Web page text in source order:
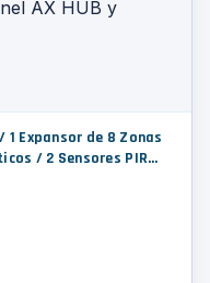
1 Expansor de 8 Zonas
/ 2 Sensores PIR
HUB y Híbrido DS-